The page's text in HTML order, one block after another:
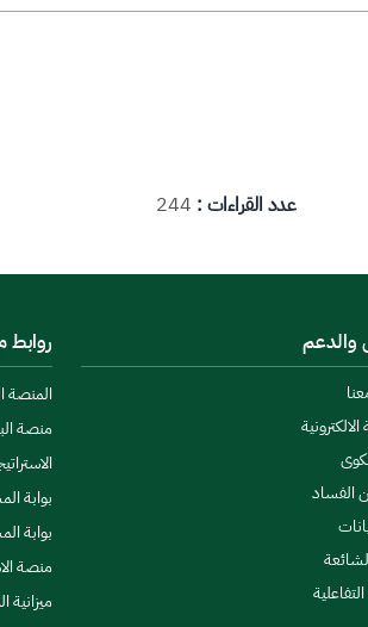
عدد القراءات : 244
والدعم
الفساد
روابط
المنصة
منصة
بوابة
بوابة
منصة
ميزانية